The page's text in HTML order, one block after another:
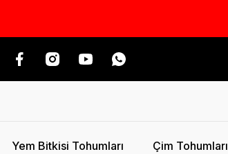
Yem Bitkisi Tohumları Çim Tohumları